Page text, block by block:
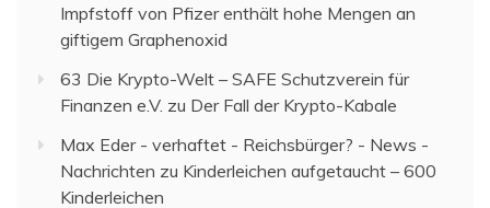
Impfstoff von Pfizer enthält hohe Mengen an
giftigem Graphenoxid
63 Die Krypto-Welt – SAFE Schutzverein für
Finanzen e.V. zu Der Fall der Krypto-Kabale
Max Eder - verhaftet - Reichsbürger? - News -
Nachrichten zu Kinderleichen aufgetaucht – 600
Kinderleichen